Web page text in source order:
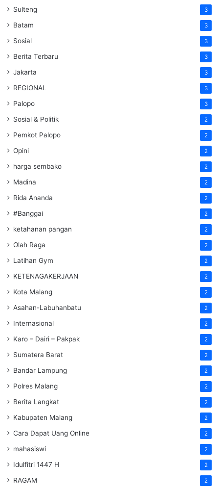
Sulteng 3
Batam 3
Sosial 3
Berita Terbaru 3
Jakarta 3
REGIONAL 3
Palopo 3
Sosial & Politik 2
Pemkot Palopo 2
Opini 2
harga sembako 2
Madina 2
Rida Ananda 2
#Banggai 2
ketahanan pangan 2
Olah Raga 2
Latihan Gym 2
KETENAGAKERJAAN 2
Kota Malang 2
Asahan-Labuhanbatu 2
Internasional 2
Karo – Dairi – Pakpak 2
Sumatera Barat 2
Bandar Lampung 2
Polres Malang 2
Berita Langkat 2
Kabupaten Malang 2
Cara Dapat Uang Online 2
mahasiswi 2
Idulfitri 1447 H 2
RAGAM 2